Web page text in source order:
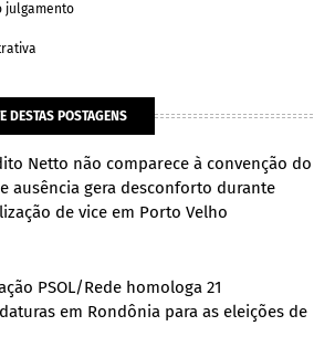
julgamento
DESTAS POSTAGENS
Netto não comparece à convenção do
e ausência gera desconforto durante
de vice em Porto Velho
PSOL/Rede homologa 21
em Rondônia para as eleições de